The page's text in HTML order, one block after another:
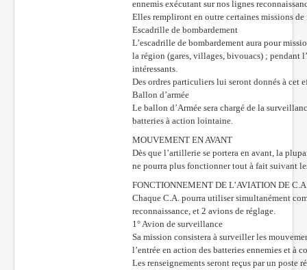
ennemis exécutant sur nos lignes
Elles rempliront en outre certaines missions
Escadrille de bombardement
L’escadrille de bombardement aura pour
la région (gares, villages, bivouacs) ; pendant
intéressants.
Des ordres particuliers lui seront donnés à cet
Ballon d’armée
Le ballon d’Armée sera chargé de la
batteries à action lointaine.
MOUVEMENT EN AVANT
Dès que l’artillerie se portera en avant, la
ne pourra plus fonctionner tout à fait suivant
FONCTIONNEMENT DE L’AVIATION DE
Chaque C.A. pourra utiliser simultanément
reconnaissance, et 2 avions de réglage.
1° Avion de surveillance
Sa mission consistera à surveiller les
l’entrée en action des batteries ennemies et à
Les renseignements seront reçus par un poste